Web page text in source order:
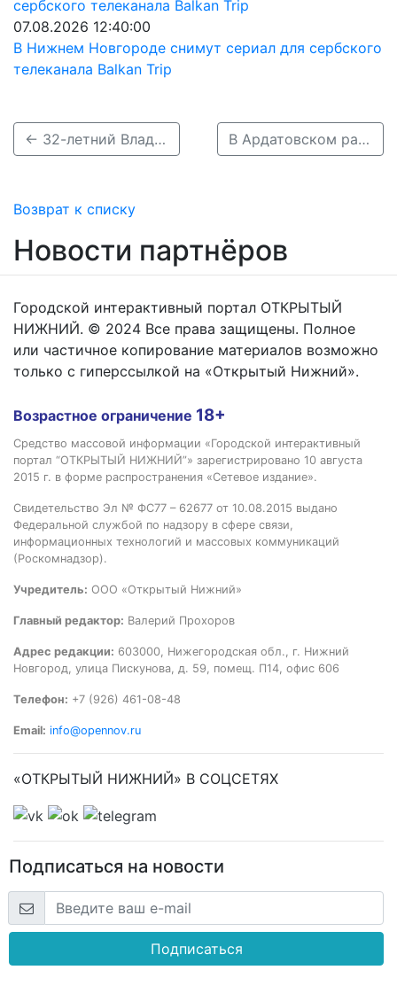
07.08.2026 12:40:00
В Нижнем Новгороде снимут сериал для сербского
телеканала Balkan Trip
← 32-летний Владимир Муратов без вести пропал в Семенове В Ардатовском районе три дня ищут 93-летнюю Веру Вахтерову →
Возврат к списку
Новости партнёров
Городской интерактивный портал ОТКРЫТЫЙ
НИЖНИЙ. © 2024 Все права защищены. Полное
или частичное копирование материалов возможно
только с гиперссылкой на «Открытый Нижний».
Возрастное ограничение 18+
Средство массовой информации «Городской интерактивный
портал “ОТКРЫТЫЙ НИЖНИЙ”» зарегистрировано 10 августа
2015 г. в форме распространения «Сетевое издание».
Свидетельство Эл № ФС77 – 62677 от 10.08.2015 выдано
Федеральной службой по надзору в сфере связи,
информационных технологий и массовых коммуникаций
(Роскомнадзор).
Учредитель: ООО «Открытый Нижний»
Главный редактор: Валерий Прохоров
Адрес редакции: 603000, Нижегородская обл., г. Нижний
Новгород, улица Пискунова, д. 59, помещ. П14, офис 606
Телефон: +7 (926) 461-08-48
Email: info@opennov.ru
«ОТКРЫТЫЙ НИЖНИЙ» В СОЦСЕТЯХ
Подписаться на новости
Подписаться